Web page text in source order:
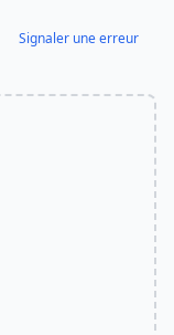
Signaler une erreur